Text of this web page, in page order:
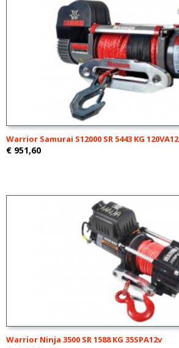
Warrior Samurai S12000 SR 5443 KG 120VA12
€ 951,60
Warrior Ninja 3500 SR 1588 KG 35SPA12v